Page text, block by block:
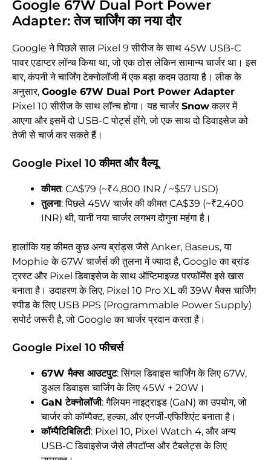
Google 67W Dual Port Power
Adapter: तेज चार्जिंग का नया दौर
Google ने पिछले साल Pixel 9 सीरीज के साथ 45W USB-C
पावर एडाप्टर लॉन्च किया था, जो एक ठोस लेकिन सामान्य चार्जर था। इस
बार, कंपनी ने चार्जिंग टेक्नोलॉजी में एक बड़ा कदम उठाया है। लीक के
अनुसार, Google 67W Dual Port Power Adapter
Pixel 10 सीरीज के साथ लॉन्च होगा। यह चार्जरSnowकलर में
आएगा और इसमें दो USB-C पोर्ट्स होंगे, जो एक साथ दो डिवाइसेज को
तेजी से चार्ज कर सकते हैं।
Google Pixel 10 कीमत और वैल्यू
कीमत: CA$79 (~₹4,800 INR / ~$57 USD)
तुलना: पिछले 45W चार्जर की कीमत CA$39 (~₹2,400
INR) थी, यानी नया चार्जर लगभग दोगुना महंगा है।
हालांकि यह कीमत कुछ अन्य ब्रांड्स जैसे Anker, Baseus, या
Mophie के 67W चार्जर्स की तुलना में ज्यादा है, Google का ब्रांड
ट्रस्ट और Pixel डिवाइसेज के साथ ऑप्टिमाइज्ड परफॉर्मेंस इसे खास
बनाता है। उदाहरण के लिए, Pixel 10 Pro XL की 39W मैक्स चार्जिंग
स्पीड के लिए USB PPS (Programmable Power Supply)
सपोर्ट जरूरी है, जो Google का चार्जर प्रदान करता है।
Google Pixel 10 फीचर्स
67W मैक्स आउटपुट: सिंगल डिवाइस चार्जिंग के लिए 67W,
डुअल डिवाइस चार्जिंग के लिए 45W + 20W।
GaN टेक्नोलॉजी: गैलियम नाइट्राइड (GaN) का उपयोग, जो
चार्जर को कॉम्पैक्ट, हल्का, और एनर्जी-एफिशिएंट बनाता है।
कॉम्पैटिबिलिटी: Pixel 10, Pixel Watch 4, और अन्य
USB-C डिवाइसेज जैसे लैपटॉप्स और टैबलेट्स के लिए